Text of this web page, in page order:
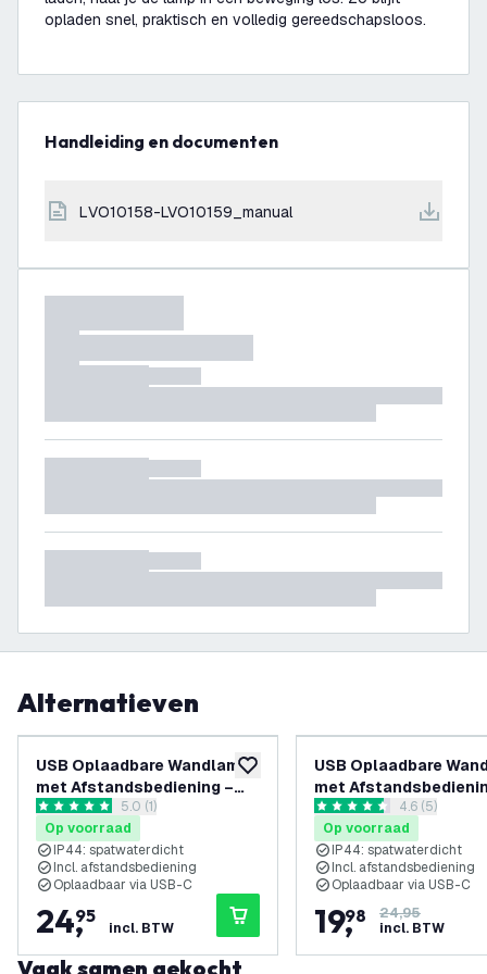
opladen snel, praktisch en volledig gereedschapsloos.
Handleiding en documenten
LVO10158-LVO10159_manual
Alternatieven
toevoegen aan verlanglijst
USB Oplaadbare Wandlamp
met Afstandsbediening –
Zwart - Draadloos - Dimbaar
- 2700K - 4400 mAh Accu -
Geschikt voor Binnen &
Buiten - Ovaal
reviews drawer openen
5 score sterren5.0 (1)
Op voorraad
IP44: spatwaterdicht
Incl. afstandsbediening
Oplaadbaar via USB-C
24,
95
incl. BTW
USB Oplaadbare
met
Zwart - Draadloos -
- 2700K - 4400 mAh
Geschikt voor Binnen
Buiten - Ovaal
reviews
4.6 score sterren4.6 (5)
Op voorraad
IP44: spatwaterdicht
Incl. afstandsbediening
Oplaadbaar via USB-C
19,
98
24,95
incl. BTW
Vaak samen gekocht